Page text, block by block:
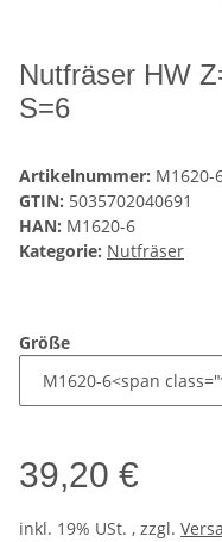
Nutfräser HW
S=6
Artikelnummer: M1620-
GTIN: 5035702040691
HAN: M1620-6
Kategorie: Nutfräser
Größe
39,20 €
inkl. 19% USt. , zzgl.